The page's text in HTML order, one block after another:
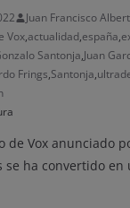
Juan Francisco Albert
Vox,actualidad,españa,
Santonja,Juan
Frings,Santonja,
de Vox anunciado
se ha convertido en